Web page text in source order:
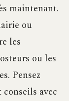
maintenant.
ou
les
ou les
Pensez
avec